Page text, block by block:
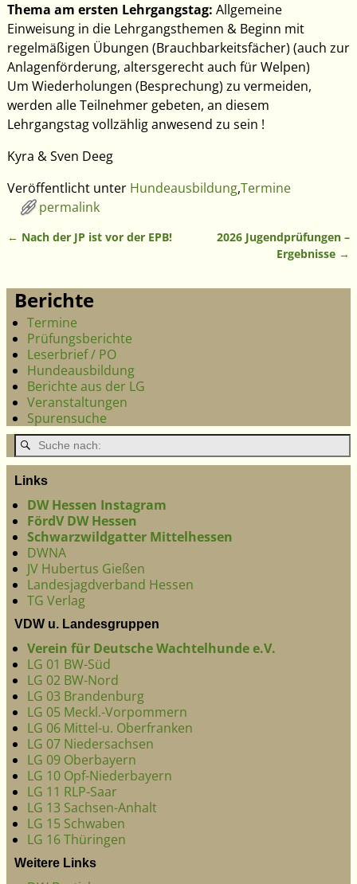
Thema am ersten Lehrgangstag: Allgemeine
Einweisung in die Lehrgangsthemen & Beginn mit
regelmäßigen Übungen (Brauchbarkeitsfächer) (auch zur
Anlagenförderung, altersgerecht auch für Welpen)
Um Wiederholungen (Besprechung) zu vermeiden,
werden alle Teilnehmer gebeten, an diesem
Lehrgangstag vollzählig anwesend zu sein !
Kyra & Sven Deeg
Veröffentlicht unter Hundeausbildung,Termine
permalink
← Nach der JP ist vor der EPB!
2026 Jugendprüfungen –
Ergebnisse →
Berichte
Termine
Prüfungsberichte
Leserbrief / PO
Hundeausbildung
Berichte aus der LG
Veranstaltungen
Spurensuche
Links
DW Hessen Instagram
FördV DW Hessen
Schwarzwildgatter Mittelhessen
DWNA
JV Hubertus Gießen
Landesjagdverband Hessen
TG Verlag
VDW u. Landesgruppen
Verein für Deutsche Wachtelhunde e.V.
LG 01 BW-Süd
LG 02 BW-Nord
LG 03 Brandenburg
LG 05 Meckl.-Vorpommern
LG 06 Mittel-u. Oberfranken
LG 07 Niedersachsen
LG 09 Oberbayern
LG 10 Opf-Niederbayern
LG 11 RLP-Saar
LG 13 Sachsen-Anhalt
LG 15 Schwaben
LG 16 Thüringen
Weitere Links